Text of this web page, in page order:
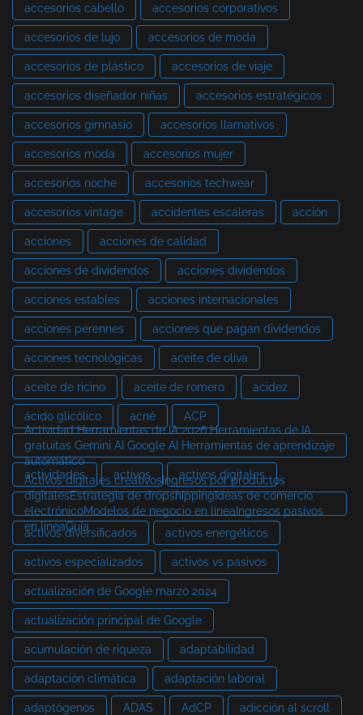
accesorios cabello accesorios corporativos
accesorios de lujo accesorios de moda
accesorios de plástico accesorios de viaje
accesorios diseñador niñas accesorios estratégicos
accesorios gimnasio accesorios llamativos
accesorios moda accesorios mujer
accesorios noche accesorios techwear
accesorios vintage accidentes escaleras acción
acciones acciones de calidad
acciones de dividendos acciones dividendos
acciones estables acciones internacionales
acciones perennes acciones que pagan dividendos
acciones tecnológicas aceite de oliva
aceite de ricino aceite de romero acidez
ácido glicólico acné
ACP
Actividad Herramientas de IA 2026 Herramientas de IA
gratuitas Gemini AI Google AI Herramientas de aprendizaje
automático
actividades
activos activos digitales
Activos digitales creativosIngresos por productos
digitalesEstrategia de dropshippingIdeas de comercio
electrónicoModelos de negocio en líneaIngresos pasivos
en líneaGuía
activos diversificados activos energéticos
activos especializados activos vs pasivos
actualización de Google marzo 2024
actualización principal de Google
acumulación de riqueza adaptabilidad
adaptación climática adaptación laboral
adaptógenos ADAS AdCP adicción al scroll